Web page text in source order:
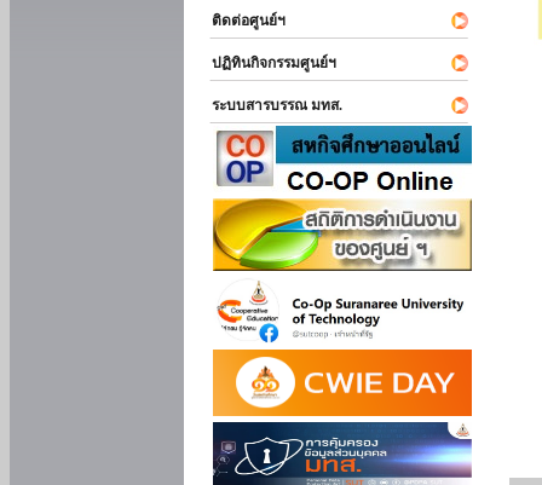
ติดต่อศูนย์ฯ
ปฏิทินกิจกรรมศูนย์ฯ
ระบบสารบรรณ มทส.